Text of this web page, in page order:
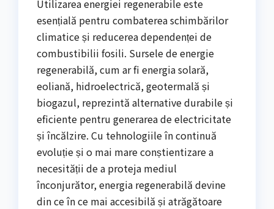
Utilizarea energiei regenerabile este
esențială pentru combaterea schimbărilor
climatice și reducerea dependenței de
combustibilii fosili. Sursele de energie
regenerabilă, cum ar fi energia solară,
eoliană, hidroelectrică, geotermală și
biogazul, reprezintă alternative durabile și
eficiente pentru generarea de electricitate
și încălzire. Cu tehnologiile în continuă
evoluție și o mai mare conștientizare a
necesității de a proteja mediul
înconjurător, energia regenerabilă devine
din ce în ce mai accesibilă și atrăgătoare